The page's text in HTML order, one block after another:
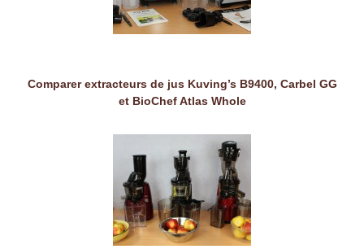
Comparer extracteurs de jus Kuving’s B9400, Carbel GG
et BioChef Atlas Whole